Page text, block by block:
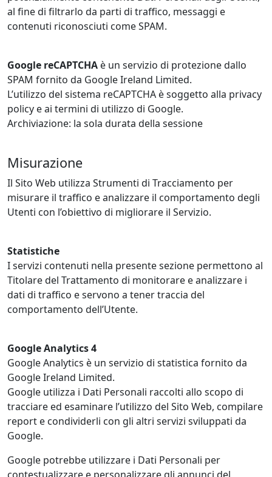
al fine di filtrarlo da parti di traffico, messaggi e
contenuti riconosciuti come SPAM.
Google reCAPTCHA è un servizio di protezione dallo
SPAM fornito da Google Ireland Limited.
L’utilizzo del sistema reCAPTCHA è soggetto alla privacy
policy e ai termini di utilizzo di Google.
Archiviazione: la sola durata della sessione
Misurazione
Il Sito Web utilizza Strumenti di Tracciamento per
misurare il traffico e analizzare il comportamento degli
Utenti con l’obiettivo di migliorare il Servizio.
Statistiche
I servizi contenuti nella presente sezione permettono al
Titolare del Trattamento di monitorare e analizzare i
dati di traffico e servono a tener traccia del
comportamento dell’Utente.
Google Analytics 4
Google Analytics è un servizio di statistica fornito da
Google Ireland Limited.
Google utilizza i Dati Personali raccolti allo scopo di
tracciare ed esaminare l’utilizzo del Sito Web, compilare
report e condividerli con gli altri servizi sviluppati da
Google.
Google potrebbe utilizzare i Dati Personali per